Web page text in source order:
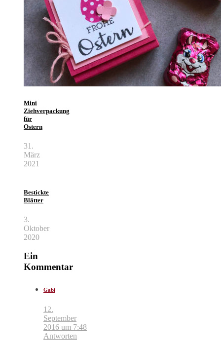
Mini
Ziehverpackung
für
Ostern
31.
März
2021
Bestickte
Blätter
3.
Oktober
2020
Ein
Kommentar
Gabi
12.
September
2016 um 7:48
Antworten